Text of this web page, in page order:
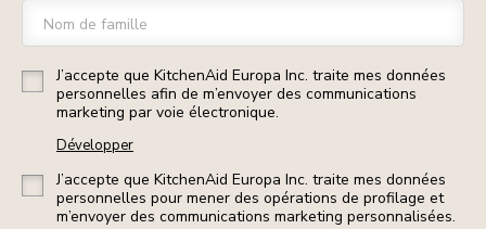
Nom de famille
J’accepte que KitchenAid Europa Inc. traite mes données
personnelles afin de m’envoyer des communications
marketing par voie électronique.
Développer
J’accepte que KitchenAid Europa Inc. traite mes données
personnelles pour mener des opérations de profilage et
m’envoyer des communications marketing personnalisées.